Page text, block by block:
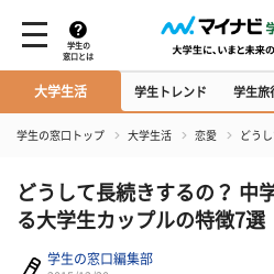
学生の
窓口とは
大学生活 学生トレンド 学生旅
学生の窓口トップ 大学生活 恋愛 どう
どうして長続きするの？ 中
る大学生カップルの特徴7選
学生の窓口編集部